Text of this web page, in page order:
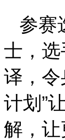
参赛
士，
译，
计划”
解，